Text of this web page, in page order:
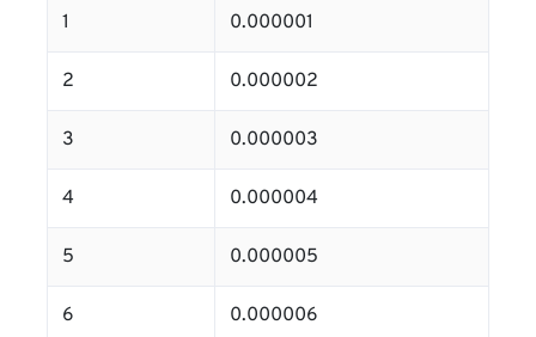
1 0.000001
2 0.000002
3 0.000003
4 0.000004
5 0.000005
6 0.000006